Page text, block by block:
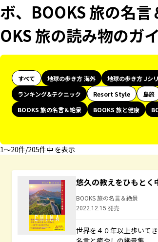
ボ、BOOKS 旅の名
OKS 旅の読み物のガ
すべて 地球の歩き方 海外 地球の歩き方 Jシ
ランキング&テクニック
Resort Style 島旅
BOOKS 旅の名言＆絶景
BOOKS 旅と健康
1〜20件/205件中 を表示
悠久の教えをひもとく
BOOKS 旅の名言＆絶景
2022.12.15 発売
世界を４０年以上歩いて